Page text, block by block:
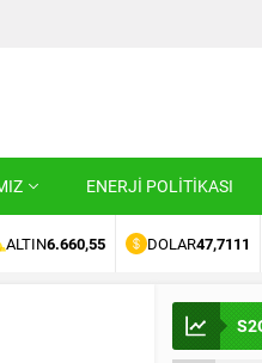
ENERJİ POLİTİKASI
ALTIN6.660,55 DOLAR47,7111